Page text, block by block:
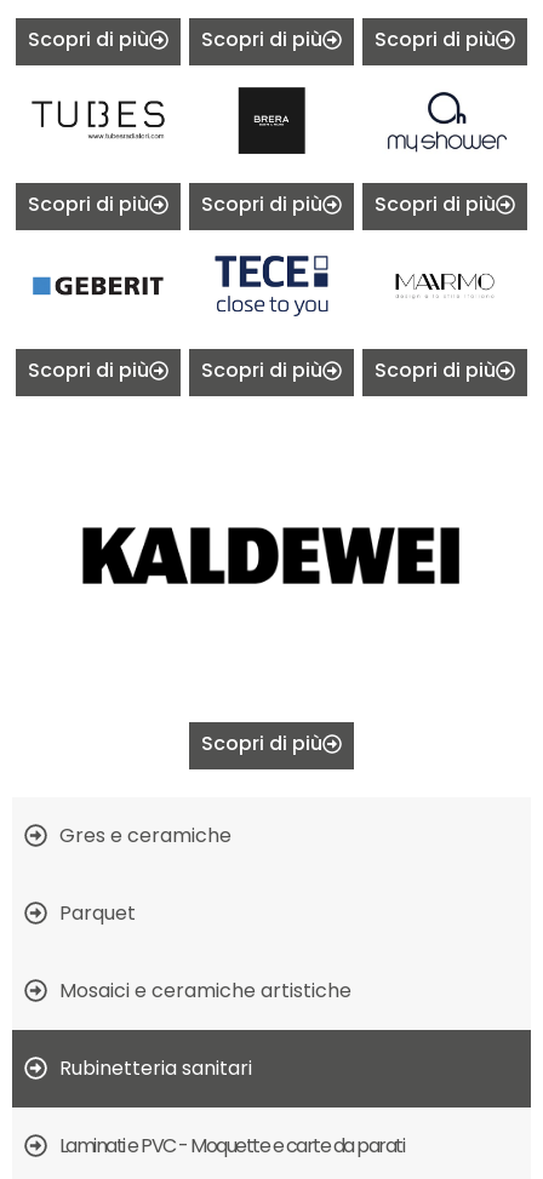
Gres e ceramiche
Parquet
Mosaici e ceramiche artistiche
Rubinetteria sanitari
Laminati e PVC - Moquette e carte da parati
Scopri di più Scopri di più Scopri di più
Scopri di più Scopri di più Scopri di più
Scopri di più Scopri di più Scopri di più
Scopri di più